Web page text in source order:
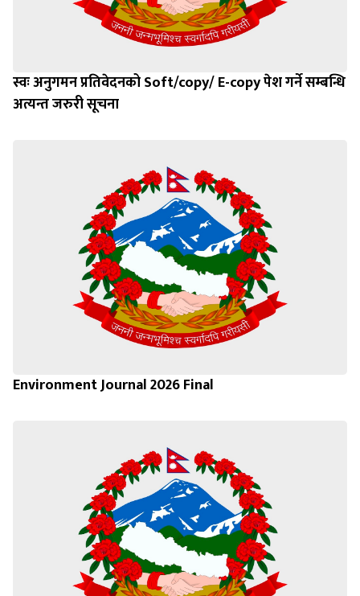
स्वः अनुगमन प्रतिवेदनको Soft/copy/ E-copy पेश गर्ने सम्बन्धि
अत्यन्त जरुरी सूचना
Environment Journal 2026 Final